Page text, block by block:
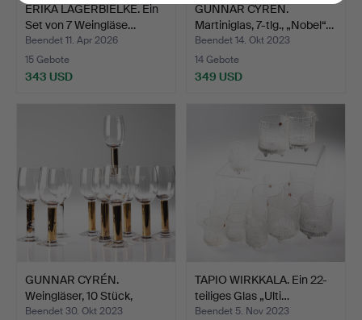
ERIKA LAGERBIELKE. Ein
Set von 7 Weingläse…
Beendet 11. Apr 2026
15 Gebote
343 USD
GUNNAR CYRÉN.
Martiniglas, 7-tlg., „Nobel“…
Beendet 14. Okt 2023
14 Gebote
349 USD
GUNNAR CYRÉN.
Weingläser, 10 Stück,
„Nobel…
Beendet 30. Okt 2023
TAPIO WIRKKALA. Ein 22-
teiliges Glas „Ulti…
Beendet 5. Nov 2023